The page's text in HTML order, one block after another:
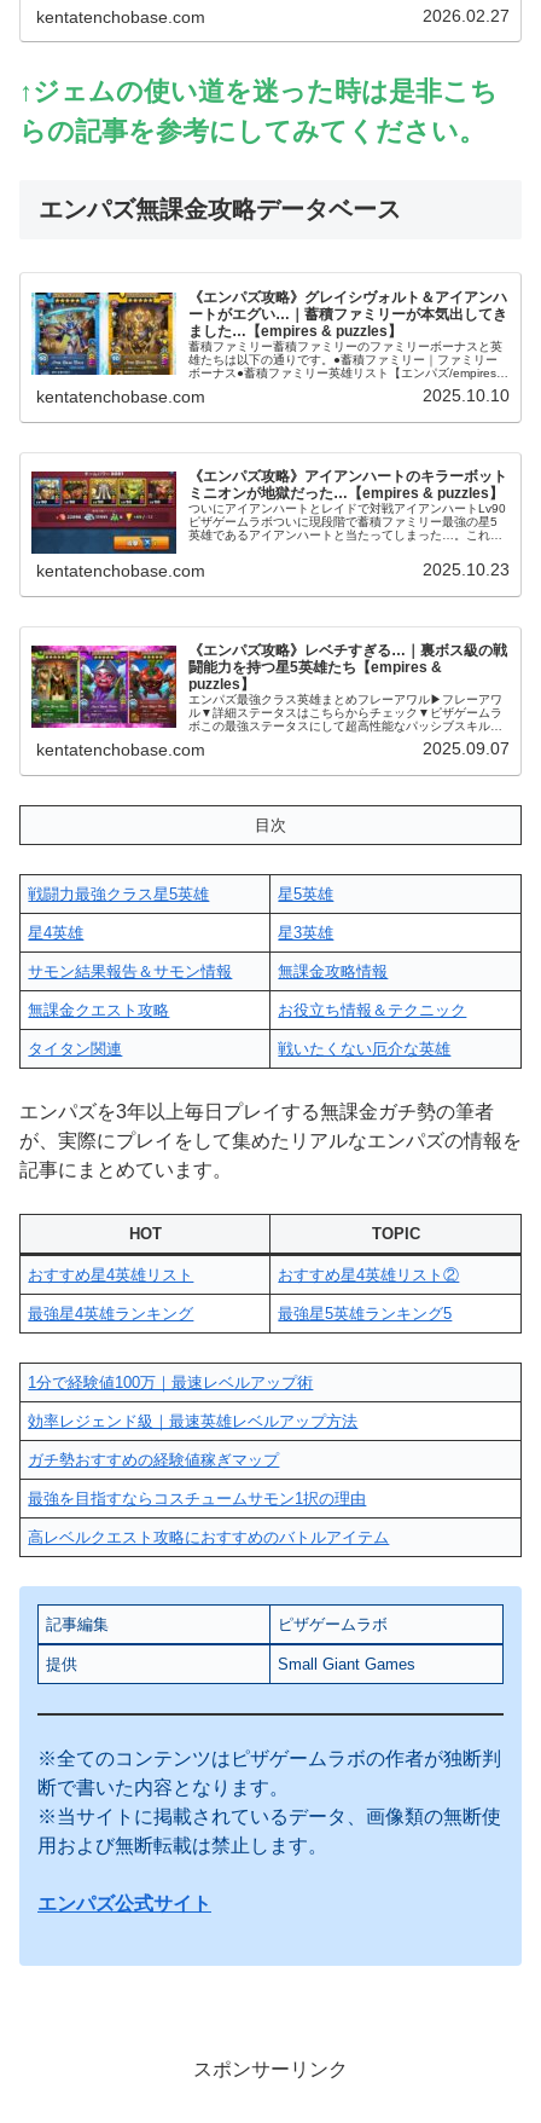
筆者が、多くのプレイヤーさんが迷...
kentatenchobase.com 2026.02.27
↑ジェムの使い道を迷った時は是非こち
らの記事を参考にしてみてください。
エンパズ無課金攻略データベース
《エンパズ攻略》グレイシヴォルト＆アイアンハ
ートがエグい…｜蓄積ファミリーが本気出してき
ました…【empires & puzzles】
蓄積ファミリー蓄積ファミリーのファミリーボーナスと英
雄たちは以下の通りです。●蓄積ファミリー｜ファミリー
ボーナス●蓄積ファミリー英雄リスト【エンパズ/empires &
蓄積コ...
kentatenchobase.com 2025.10.10
《エンパズ攻略》アイアンハートのキラーボット
ミニオンが地獄だった…【empires & puzzles】
ついにアイアンハートとレイドで対戦アイアンハートLv90
ピザゲームラボついに現段階で蓄積ファミリー最強の星5
英雄であるアイアンハートと当たってしまった…。これは
kentatenchobase.com 2025.10.23
《エンパズ攻略》レベチすぎる…｜裏ボス級の戦
闘能力を持つ星5英雄たち【empires &
puzzles】
エンパズ最強クラス英雄まとめフレーアワル▶フレーアワ
ル▼詳細ステータスはこちらからチェック▼ピザゲームラ
ボこの最強ステータスにして超高性能なパッシブスキル×3
kentatenchobase.com 2025.09.07
目次
戦闘力最強クラス星5英雄 星5英雄
星4英雄 星3英雄
サモン結果報告＆サモン情報 無課金攻略情報
無課金クエスト攻略 お役立ち情報＆テクニック
タイタン関連 戦いたくない厄介な英雄
エンパズを3年以上毎日プレイする無課金ガチ勢の筆者
が、実際にプレイをして集めたリアルなエンパズの情報を
記事にまとめています。
HOT TOPIC
おすすめ星4英雄リスト おすすめ星4英雄リスト②
最強星4英雄ランキング 最強星5英雄ランキング5
1分で経験値100万｜最速レベルアップ術
効率レジェンド級｜最速英雄レベルアップ方法
ガチ勢おすすめの経験値稼ぎマップ
最強を目指すならコスチュームサモン1択の理由
高レベルクエスト攻略におすすめのバトルアイテム
記事編集 ピザゲームラボ
提供 Small Giant Games
※全てのコンテンツはピザゲームラボの作者が独断判
断で書いた内容となります。
※当サイトに掲載されているデータ、画像類の無断使
用および無断転載は禁止します。
エンパズ公式サイト
スポンサーリンク